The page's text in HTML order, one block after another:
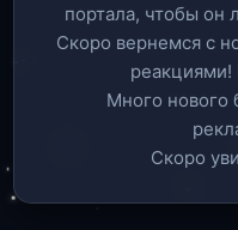
портала, чтобы он
Скоро вернемся c
реакциями!
Много нового
Скоро